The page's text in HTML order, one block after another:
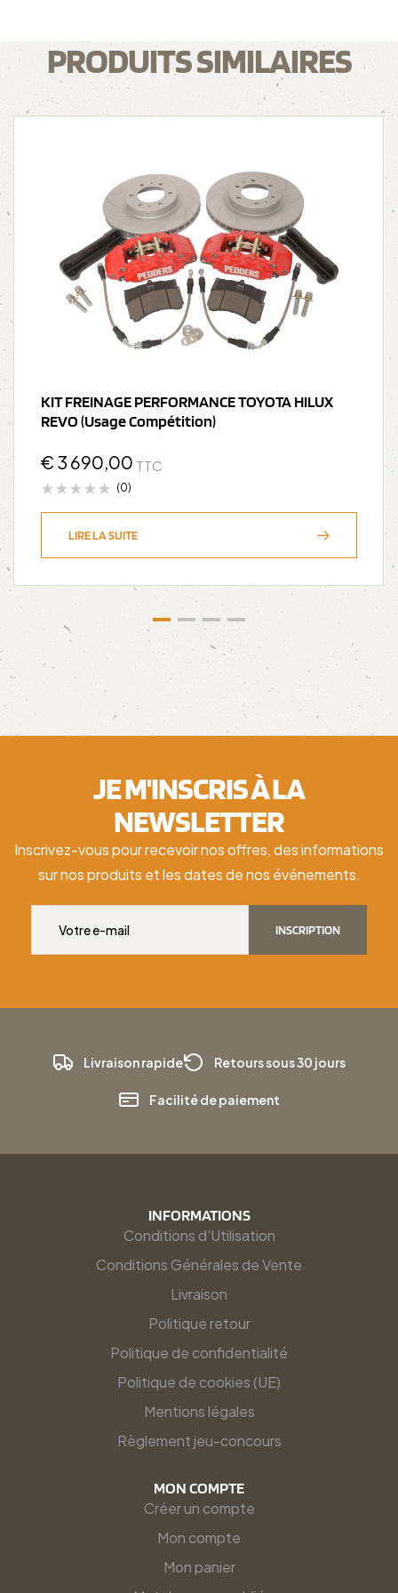
PRODUITS SIMILAIRES
KIT FREINAGE PERFORMANCE TOYOTA HILUX
REVO (Usage Compétition)
€ 3 690,00 TTC
(0)
LIRE LA SUITE
JE M'INSCRIS À LA
NEWSLETTER
Inscrivez-vous pour recevoir nos offres, des informations
sur nos produits et les dates de nos événements.
INSCRIPTION
Livraison rapide Retours sous 30 jours
Facilité de paiement
INFORMATIONS
Conditions d'Utilisation
Conditions Générales de Vente
Livraison
Politique retour
Politique de confidentialité
Politique de cookies (UE)
Mentions légales
Règlement jeu-concours
MON COMPTE
Créer un compte
Mon compte
Mon panier